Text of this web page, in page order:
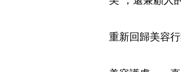
重新回歸美容